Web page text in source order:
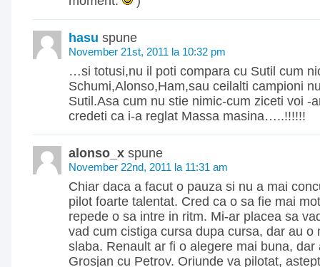
hasu spune
November 21st, 2011 la 10:32 pm
…si totusi,nu il poti compara cu Sutil cum
Schumi,Alonso,Ham,sau ceilalti campioni
Sutil.Asa cum nu stie nimic-cum ziceti voi -
credeti ca i-a reglat Massa masina…..!!!!!!
alonso_x spune
November 22nd, 2011 la 11:31 am
Chiar daca a facut o pauza si nu a mai
pilot foarte talentat. Cred ca o sa fie mai
repede o sa intre in ritm. Mi-ar placea sa
vad cum cistiga cursa dupa cursa, dar au o
slaba. Renault ar fi o alegere mai buna, dar
Grosjan cu Petrov. Oriunde va pilotat,